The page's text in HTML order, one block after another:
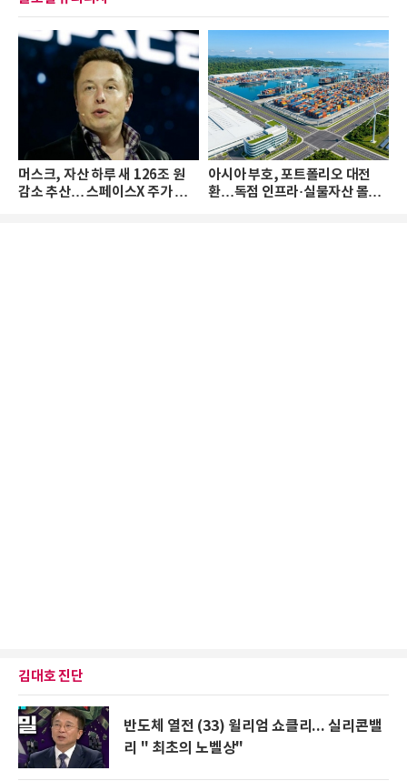
머스크, 자산 하루 새 126조 원
감소 추산… 스페이스X 주가 하
아시아 부호, 포트폴리오 대전
환…독점 인프라·실물자산 몰린
김대호 진단
반도체 열전 (33) 윌리엄 쇼클리... 실리콘밸
리 " 최초의 노벨상"